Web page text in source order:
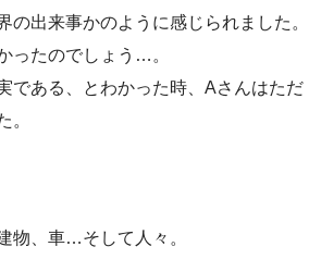
の出来事かのように感じられました。
ったのでしょう…。
である、とわかった時、Aさんはただ
。
物、車…そして人々。